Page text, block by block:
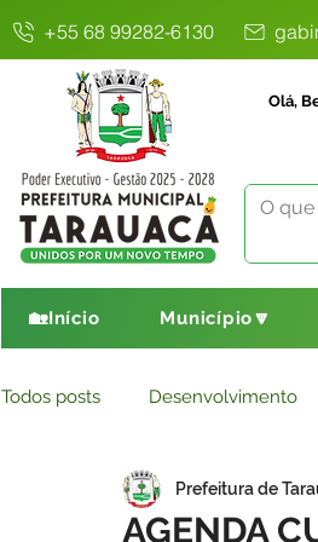
+55 68 99282-6130
Olá,
🏡Início Município🔽
Todos posts Desenvolvimento
Comunicado
AGENDA
Prefeitura de